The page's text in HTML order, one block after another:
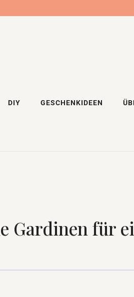
DIY GESCHENKIDEEN
Gardinen für